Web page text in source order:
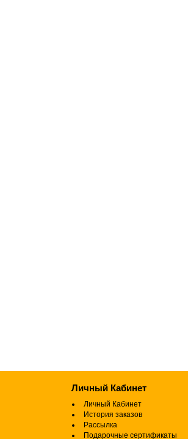
Личный Кабинет
Личный Кабинет
История заказов
Рассылка
Подарочные сертификаты